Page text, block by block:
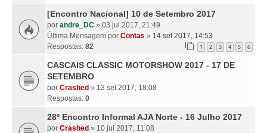
[Encontro Nacional] 10 de Setembro 2017
por andre_DC » 03 jul 2017, 21:49
Última Mensagem por Contas » 14 set 2017, 14:53
Respostas: 82 1 2 3 4 5 6
CASCAIS CLASSIC MOTORSHOW 2017 - 17 DE
SETEMBRO
por Crashed » 13 set 2017, 18:08
Respostas: 0
28º Encontro Informal AJA Norte - 16 Julho 2017
por Crashed » 10 jul 2017, 11:08